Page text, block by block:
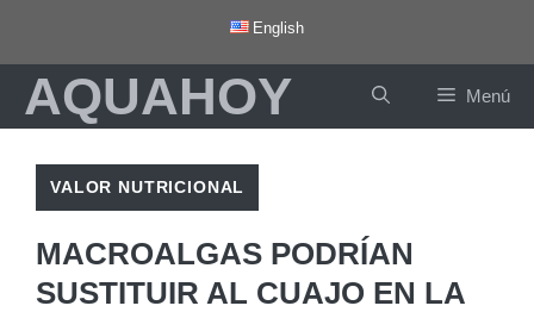
contenido
English
AQUAHOY Menú
VALOR NUTRICIONAL
MACROALGAS PODRÍAN
SUSTITUIR AL CUAJO EN LA